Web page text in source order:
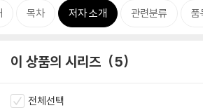
목차 저자 소개 관련분류 품
이 상품의 시리즈 5
전체선택